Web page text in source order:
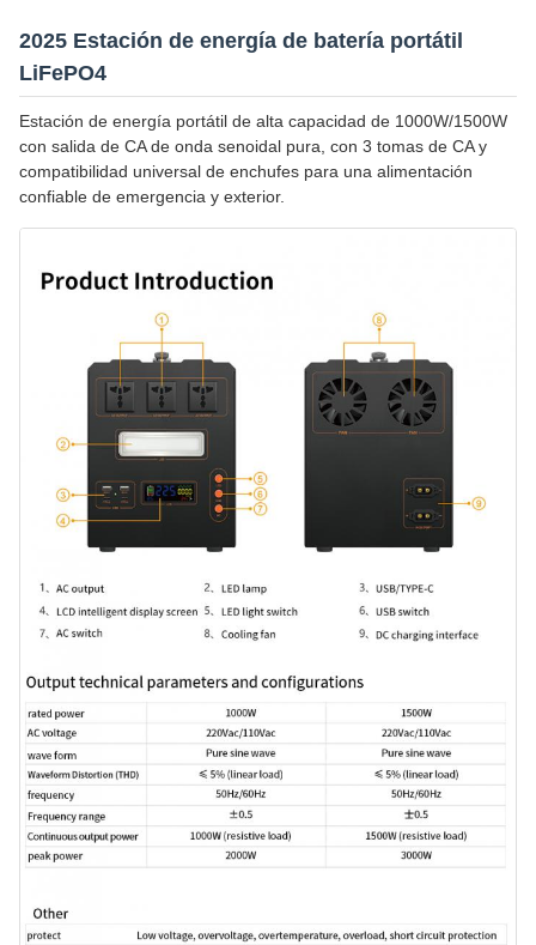
2025 Estación de energía de batería portátil
LiFePO4
Estación de energía portátil de alta capacidad de 1000W/1500W
con salida de CA de onda senoidal pura, con 3 tomas de CA y
compatibilidad universal de enchufes para una alimentación
confiable de emergencia y exterior.